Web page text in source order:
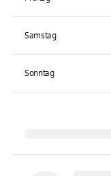
Samstag
Sonntag